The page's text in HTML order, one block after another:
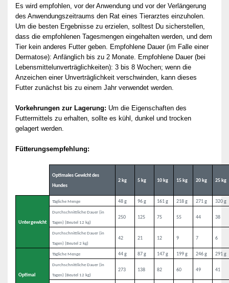
Es wird empfohlen, vor der Anwendung und vor der Verlängerung
des Anwendungszeitraums den Rat eines Tierarztes einzuholen.
Um die besten Ergebnisse zu erzielen, solltest Du sicherstellen,
dass die empfohlenen Tagesmengen eingehalten werden, und dem
Tier kein anderes Futter geben. Empfohlene Dauer (im Falle einer
Dermatose): Anfänglich bis zu 2 Monate. Empfohlene Dauer (bei
Lebensmittelunverträglichkeiten): 3 bis 8 Wochen; wenn die
Anzeichen einer Unverträglichkeit verschwinden, kann dieses
Futter zunächst bis zu einem Jahr verwendet werden.
Vorkehrungen zur Lagerung: Um die Eigenschaften des
Futtermittels zu erhalten, sollte es kühl, dunkel und trocken
gelagert werden.
Fütterungsempfehlung:
Optimales Gewicht des
Hundes
2 kg 5 kg 10 kg 15 kg 20 kg 25 kg
Untergewicht
Tägliche Menge 48 g 96 g 161 g 218 g 271 g 320 g
Durchschnittliche Dauer (in
Tagen) (Beutel 12 kg)
250 125 75 55 44 38
Durchschnittliche Dauer (in
Tagen) (Beutel 2 kg)
42 21 12 9 7 6
Optimal
Tägliche Menge 44 g 87 g 147 g 199 g 246 g 291 g
Durchschnittliche Dauer (in
Tagen) (Beutel 12 kg)
273 138 82 60 49 41